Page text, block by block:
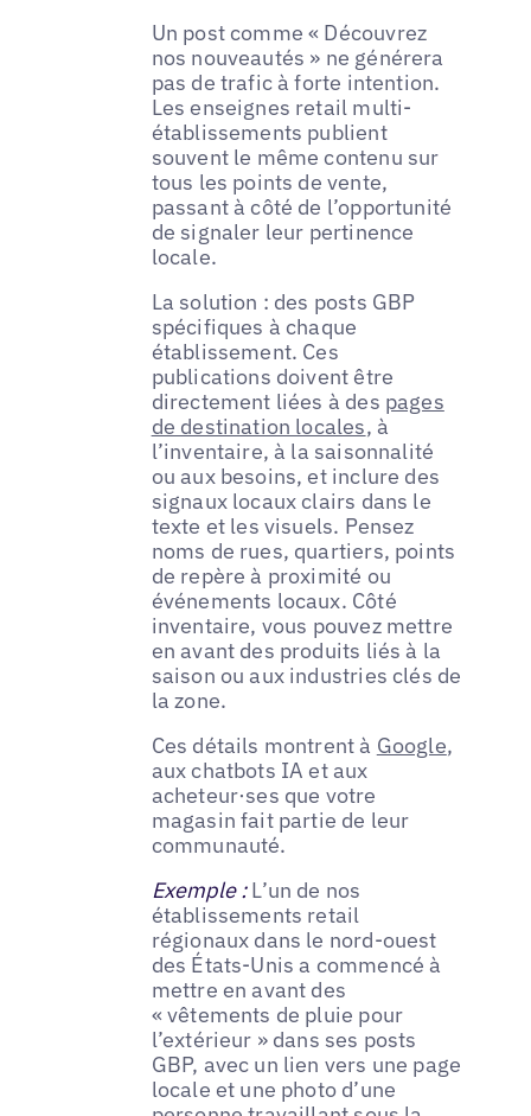
Un post comme « Découvrez
nos nouveautés » ne générera
pas de trafic à forte intention.
Les enseignes retail multi-
établissements publient
souvent le même contenu sur
tous les points de vente,
passant à côté de l’opportunité
de signaler leur pertinence
locale.
La solution : des posts GBP
spécifiques à chaque
établissement. Ces
publications doivent être
directement liées à des pages
de destination locales, à
l’inventaire, à la saisonnalité
ou aux besoins, et inclure des
signaux locaux clairs dans le
texte et les visuels. Pensez
noms de rues, quartiers, points
de repère à proximité ou
événements locaux. Côté
inventaire, vous pouvez mettre
en avant des produits liés à la
saison ou aux industries clés de
la zone.
Ces détails montrent à Google,
aux chatbots IA et aux
acheteur·ses que votre
magasin fait partie de leur
communauté.
Exemple :L’un de nos
établissements retail
régionaux dans le nord-ouest
des États-Unis a commencé à
mettre en avant des
« vêtements de pluie pour
l’extérieur » dans ses posts
GBP, avec un lien vers une page
locale et une photo d’une